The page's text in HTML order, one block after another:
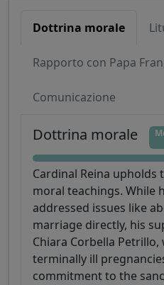
Dottrina morale
Rapporto con Papa
Comunicazione
Dottrina morale
Cardinal Reina upholds
moral teachings. While
addressed issues like
marriage directly, his
Chiara Corbella
terminally ill
commitment to the